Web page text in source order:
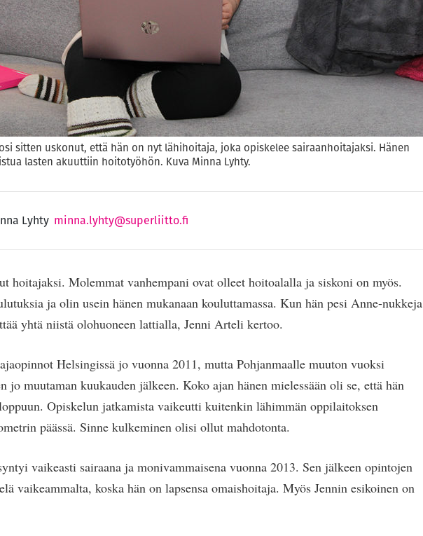
sitten uskonut, että hän on nyt lähihoitaja, joka opiskelee sairaanhoitajaksi. Hänen
lasten akuuttiin hoitotyöhön. Kuva Minna Lyhty.
Lyhty minna.lyhty@superliitto.fi
hoitajaksi. Molemmat vanhempani ovat olleet hoitoalalla ja siskoni on myös.
ja olin usein hänen mukanaan kouluttamassa. Kun hän pesi Anne-nukkeja
yhtä niistä olohuoneen lattialla, Jenni Arteli kertoo.
Helsingissä jo vuonna 2011, mutta Pohjanmaalle muuton vuoksi
jo muutaman kuukauden jälkeen. Koko ajan hänen mielessään oli se, että hän
Opiskelun jatkamista vaikeutti kuitenkin lähimmän oppilaitoksen
päässä. Sinne kulkeminen olisi ollut mahdotonta.
vaikeasti sairaana ja monivammaisena vuonna 2013. Sen jälkeen opintojen
vaikeammalta, koska hän on lapsensa omaishoitaja. Myös Jennin esikoinen on